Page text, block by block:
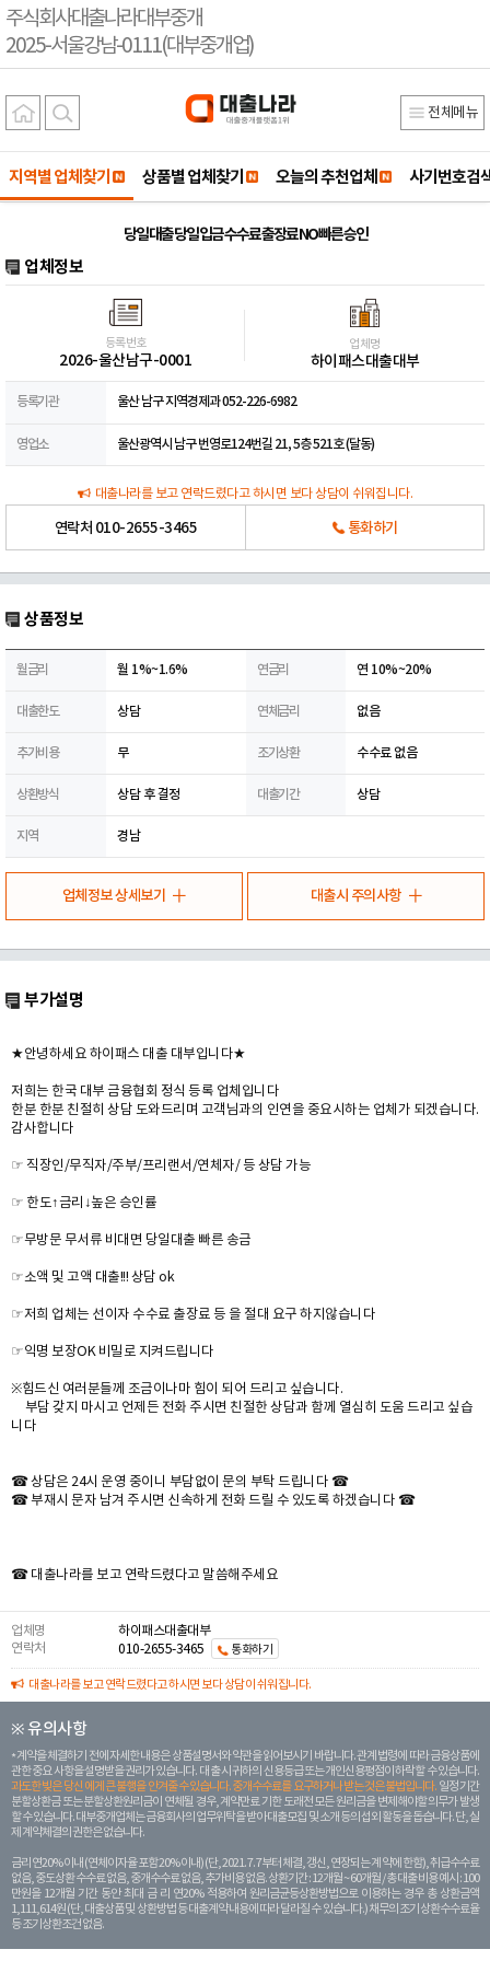
주식회사대출나라대부중개
2025-서울강남-0111(대부중개업)
전체메뉴
지역별 업체찾기 상품별 업체찾기 오늘의 추천업체 사기번호검
당일 대출 당일 입금 수수료 출장료 NO 빠른 승인
업체정보
등록번호
2026-울산남구-0001
업체명
하이패스대출대부
등록기관 울산 남구 지역경제과 052-226-6982
영업소 울산광역시 남구 번영로124번길 21, 5층 521호 (달동)
대출나라를 보고 연락드렸다고 하시면 보다 상담이 쉬워집니다.
연락처 010-2655-3465 통화하기
상품정보
월금리 월 1%~1.6% 연금리 연 10%~20%
대출한도 상담 연체금리 없음
추가비용 무 조기상환 수수료 없음
상환방식 상담 후 결정 대출기간 상담
지역 경남
업체정보 상세보기 대출시 주의사항
부가설명
★안녕하세요 하이패스 대출 대부입니다★
저희는 한국 대부 금융협회 정식 등록 업체입니다
한분 한분 친절히 상담 도와드리며 고객님과의 인연을 중요시하는 업체가 되겠습니다.
감사합니다
☞ 직장인/무직자/주부/프리랜서/연체자/ 등 상담 가능
☞ 한도↑금리↓높은 승인률
☞무방문 무서류 비대면 당일대출 빠른 송금
☞소액 및 고액 대출!!! 상담 ok
☞저희 업체는 선이자 수수료 출장료 등 을 절대 요구 하지않습니다
☞익명 보장OK 비밀로 지켜드립니다
※힘드신 여러분들께 조금이나마 힘이 되어 드리고 싶습니다.
부담 갖지 마시고 언제든 전화 주시면 친절한 상담과 함께 열심히 도움 드리고 싶습
니다
☎ 상담은 24시 운영 중이니 부담없이 문의 부탁 드립니다 ☎
☎ 부재시 문자 남겨 주시면 신속하게 전화 드릴 수 있도록 하겠습니다 ☎
☎ 대출나라를 보고 연락드렸다고 말씀해주세요
업체명
하이패스대출대부
연락처
010-2655-3465 통화하기
대출나라를 보고 연락드렸다고 하시면 보다 상담이 쉬워집니다.
※ 유의사항
계약을 체결하기 전에 자세한 내용은 상품설명서와 약관을 읽어보시기 바랍니다. 관계 법령에 따라 금융상품에
관한 중요 사항을 설명받을 권리가 있습니다. 대 출 시 귀하의 신용등급 또는 개인신용평점이 하락할 수 있습니다.
과도한 빚은 당신 에게 큰 불행을 안겨줄 수 있습니다. 중개수수료를 요구하거나 받는 것은 불법입니다. 일정 기간
분할상환금 또는 분할상환원리금이 연체될 경우, 계약만료 기한 도래전 모든 원리금을 변제해야할 의무가 발생
할 수 있습니다. 대부중개업체는 금융회사의 업무위탁을 받아 대출모집 및 소개 등의 섭외 활동을 돕습니다. 단, 실
제 계약체결의 권한은 없습니다.
금리 연20% 이내 (연체이자율 포함 20% 이내) (단, 2021. 7. 7부터 체결, 갱신, 연장되는 계 약에 한함), 취급수수료
없음, 중도상환 수수료 없음, 중개수수료 없음, 추가비용 없음. 상환기간 : 12개월 ~ 60개월 / 총 대출 비용 예시 : 100
만원을 12개월 기간 동안 최대 금 리 연20% 적용하여 원리금균등상환방법으로 이용하는 경우 총 상환금액
1,111,614원 (단, 대출상품 및 상환방법 등 대출계약 내용에 따라 달라질 수 있습니다.) 채무의 조기 상환수수료율
등 조기상환조건 없음.